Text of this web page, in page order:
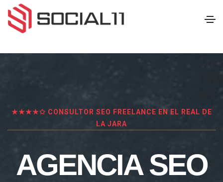
★★★★✩ CONSULTOR SEO FREELANCE EN EL REAL DE
LA JARA
AGENCIA SEO